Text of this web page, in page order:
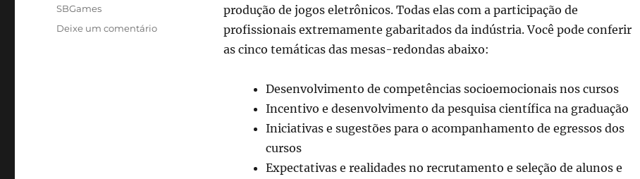
produção de jogos eletrônicos. Todas elas com a participação de
profissionais extremamente gabaritados da indústria. Você pode conferir
as cinco temáticas das mesas-redondas abaixo:
Desenvolvimento de competências socioemocionais nos cursos
Incentivo e desenvolvimento da pesquisa científica na graduação
Iniciativas e sugestões para o acompanhamento de egressos dos
cursos
Expectativas e realidades no recrutamento e seleção de alunos e
SBGames
Deixe um comentárioem